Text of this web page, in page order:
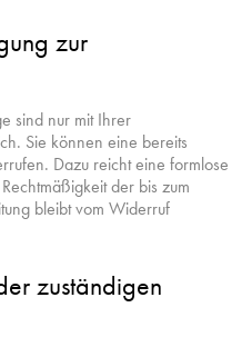
zur
sind nur mit Ihrer
Sie können eine bereits
Dazu reicht eine formlose
der bis zum
bleibt vom Widerruf
zuständigen